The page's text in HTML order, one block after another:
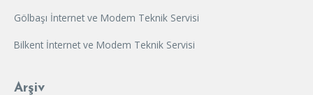
Gölbaşı İnternet ve Modem Teknik Servisi
Bilkent İnternet ve Modem Teknik Servisi
Arşiv